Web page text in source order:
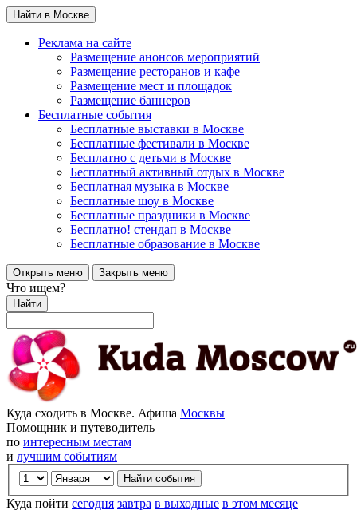
Найти в Москве
Реклама на сайте
Размещение анонсов мероприятий
Размещение ресторанов и кафе
Размещение мест и площадок
Размещение баннеров
Бесплатные события
Бесплатные выставки в Москве
Бесплатные фестивали в Москве
Бесплатно с детьми в Москве
Бесплатный активный отдых в Москве
Бесплатная музыка в Москве
Бесплатные шоу в Москве
Бесплатные праздники в Москве
Бесплатно! стендап в Москве
Бесплатные образование в Москве
Открыть меню Закрыть меню
Что ищем?
Найти
Куда сходить в Москве. Афиша Москвы
Помощник и путеводитель
по интересным местам
и лучшим событиям
Куда пойти сегодня завтра в выходные в этом месяце